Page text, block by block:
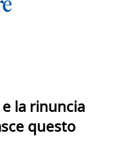
la rinuncia
questo